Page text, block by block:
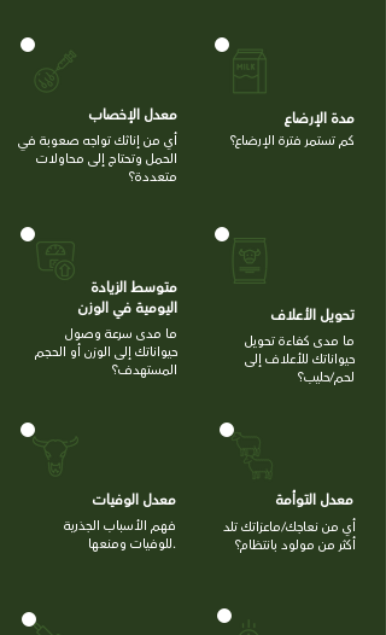
معدل الإخصاب
أي من إناثك تواجه صعوبة في
الحمل وتحتاج إلى محاولات
متعددة؟
مدة الإرضاع
كم تستمر فترة الإرضاع؟
متوسط الزيادة
اليومية في الوزن
ما مدى سرعة وصول
حيواناتك إلى الوزن أو الحجم
المستهدف؟
تحويل الأعلاف
ما مدى كفاءة تحويل
حيواناتك للأعلاف إلى
لحم/حليب؟
معدل الوفيات
فهم الأسباب الجذرية
للوفيات ومنعها.
معدل التوأمة
أي من نعاجك/ماعزاتك تلد
أكثر من مولود بانتظام؟